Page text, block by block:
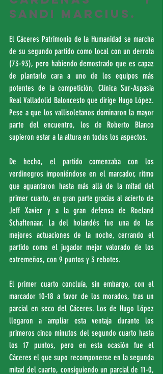
Sandi Marcius.
El Cáceres Patrimonio de la Humanidad se marcha
de su segundo partido como local con un derrota
(73-93), pero habiendo demostrado que es capaz
de plantarle cara a uno de los equipos más
potentes de la competición, Clínica Sur-Aspasia
Real Valladolid Baloncesto que dirige Hugo López.
Pese a que los vallisoletanos dominaron la mayor
parte del encuentro, los de Roberto Blanco
supieron estar a la altura en todos los aspectos.
De hecho, el partido comenzaba con los
verdinegros imponiéndose en el marcador, ritmo
que aguantaron hasta más allá de la mitad del
primer cuarto, en gran parte gracias al acierto de
Jeff Xavier y a la gran defensa de Roeland
Schaftenaar. La del holandés fue una de las
mejores actuaciones de la noche, cerrando el
partido como el jugador mejor valorado de los
extremeños, con 9 puntos y 3 rebotes.
El primer cuarto concluía, sin embargo, con el
marcador 10-18 a favor de los morados, tras un
parcial en seco del Cáceres. Los de Hugo López
llegaron a ampliar esta ventaja durante los
primeros cinco minutos del segundo cuarto hasta
los 17 puntos, pero en esta ocasión fue el
Cáceres el que supo recomponerse en la segunda
mitad del cuarto, consiguiendo un parcial de 11-0,